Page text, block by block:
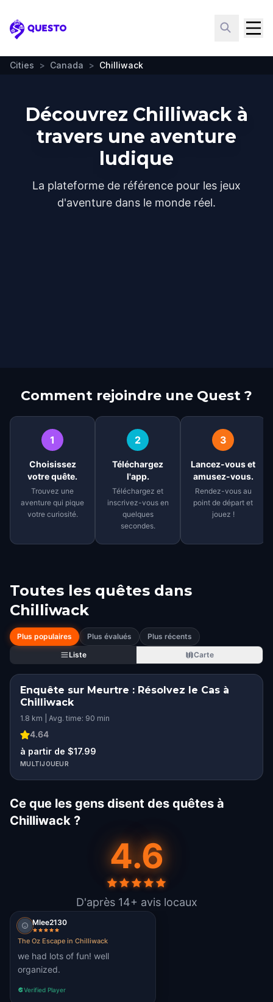
Questo
Cities > Canada > Chilliwack
Découvrez Chilliwack à
travers une aventure
ludique
La plateforme de référence pour les jeux
d'aventure dans le monde réel.
Comment rejoindre une Quest ?
1
Choisissez
votre quête.
Trouvez une
aventure qui pique
votre curiosité.
2
Téléchargez
l'app.
Téléchargez et
inscrivez-vous en
quelques
secondes.
3
Lancez-vous et
amusez-vous.
Rendez-vous au
point de départ et
jouez !
Toutes les quêtes dans
Chilliwack
Plus populaires Plus évalués
Plus récents
Liste
Carte
Enquête sur Meurtre : Résolvez le Cas à
Chilliwack
1.8 km | Avg. time: 90 min
4.64
à partir de $17.99
MULTIJOUEUR
Ce que les gens disent des quêtes à
Chilliwack ?
4.6
D'après 14+ avis locaux
Mlee2130
The Oz Escape in Chilliwack
we had lots of fun! well
organized.
Verified Player